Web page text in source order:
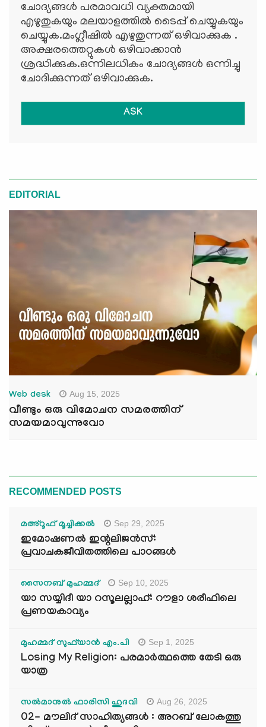
ചോദ്യങ്ങള്‍ പരമാവധി വ്യക്തമായി
എഴുതുകയും മലയാളത്തില്‍ ടൈപ്പ് ചെയ്യുകയും
ചെയ്യുക.മംഗ്ലീഷില്‍ എഴുതുന്നത് ഒഴിവാക്കുക .
അക്ഷരത്തെറ്റുകള്‍ ഒഴിവാക്കാന്‍
ശ്രദ്ധിക്കുക.ഒന്നിലധികം ചോദ്യങ്ങള്‍ ഒന്നിച്ചു
ചോദിക്കുന്നത് ഒഴിവാക്കുക.
ASK
EDITORIAL
Web desk Aug 15, 2025
വീണ്ടും ഒരു വിമോചന സമരത്തിന്
സമയമാവുന്നുവോ
RECOMMENDED POSTS
മഅ്റൂഫ് മൂച്ചിക്കല്‍ Sep 29, 2025
ഇമോഷണൽ ഇന്റലിജൻസ്:
പ്രവാചകജീവിതത്തിലെ പാഠങ്ങൾ
സൈനബ് മുഹമ്മദ് Sep 10, 2025
യാ സയ്യിദീ യാ റസൂലല്ലാഹ്: റൗളാ ശരീഫിലെ
പ്രണയകാവ്യം
മുഹമ്മദ് സുഫ്‌യാൻ എം.പി Sep 1, 2025
Losing My Religion: പരമാർത്ഥത്തെ തേടി ഒരു
യാത്ര
സൽമാനുൽ ഫാരിസി ഹുദവി Aug 26, 2025
02- മൗലിദ് സാഹിത്യങ്ങൾ : അറബ് ലോകത്തു